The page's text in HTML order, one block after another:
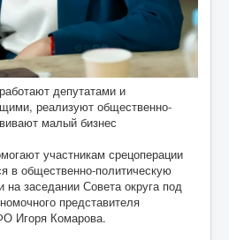
депутатами и
реализуют общественно-
малый бизнес
участникам срецоперации
в общественно-политическую
заседании Совета округа под
представителя
Игоря Комарова.